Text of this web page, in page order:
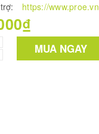
https://www.proe.vn
MUA NGAY